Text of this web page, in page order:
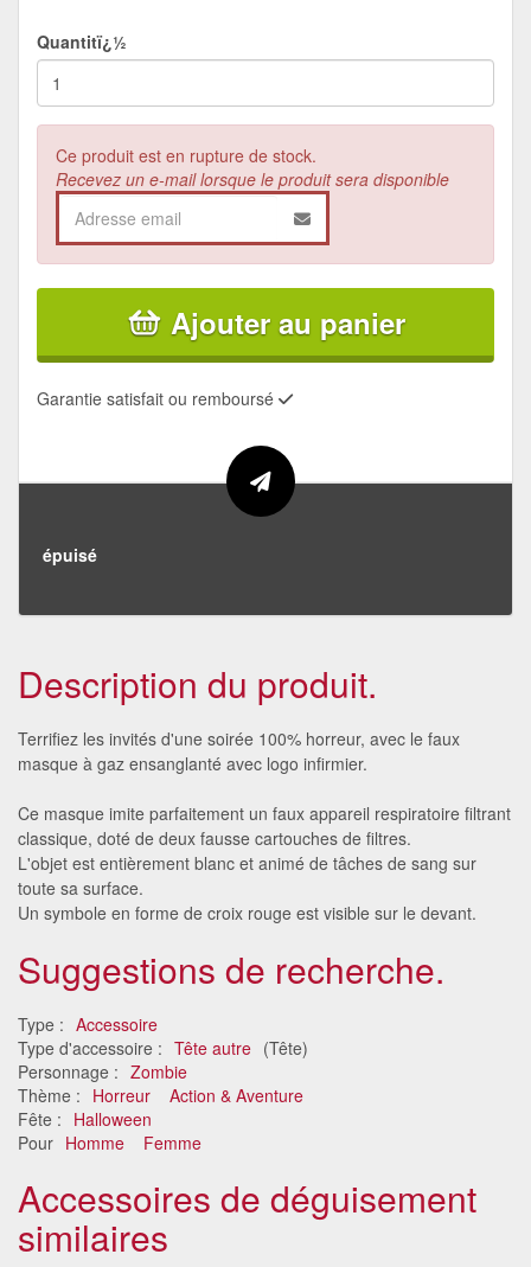
Quantitï¿½
Ce produit est en rupture de stock.
Recevez un e-mail lorsque le produit sera disponible
Ajouter au panier
Garantie satisfait ou remboursé
épuisé
Description du produit.
Terrifiez les invités d'une soirée 100% horreur, avec le faux
masque à gaz ensanglanté avec logo infirmier.
Ce masque imite parfaitement un faux appareil respiratoire filtrant
classique, doté de deux fausse cartouches de filtres.
L'objet est entièrement blanc et animé de tâches de sang sur
toute sa surface.
Un symbole en forme de croix rouge est visible sur le devant.
Suggestions de recherche.
Type : Accessoire
Type d'accessoire : Tête autre (Tête)
Personnage : Zombie
Thème : Horreur
Action & Aventure
Fête : Halloween
Pour Homme Femme
Accessoires de déguisement
similaires